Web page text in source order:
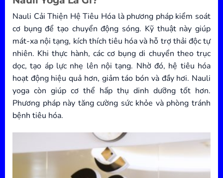
Nauli Cải Thiện Hệ Tiêu Hóa là phương pháp kiểm soát
cơ bụng để tạo chuyển động sóng. Kỹ thuật này giúp
mát-xa nội tạng, kích thích tiêu hóa và hỗ trợ thải độc tự
nhiên. Khi thực hành, các cơ bụng di chuyển theo trục
dọc, tạo áp lực nhẹ lên nội tạng. Nhờ đó, hệ tiêu hóa
hoạt động hiệu quả hơn, giảm táo bón và đầy hơi. Nauli
yoga còn giúp cơ thể hấp thụ dinh dưỡng tốt hơn.
Phương pháp này tăng cường sức khỏe và phòng tránh
bệnh tiêu hóa.